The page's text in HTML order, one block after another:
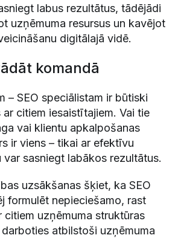
labus rezultātus, tādējādi
uzņēmuma resursus un kavējot
digitālajā vidē.
komandā
– SEO speciālistam ir būtiski
citiem iesaistītajiem. Vai tie
vai klientu apkalpošanas
ir viens – tikai ar efektīvu
var sasniegt labākos rezultātus.
uzsākšanas šķiet, ka SEO
formulēt nepieciešamo, rast
uzņēmuma struktūras
atbilstoši uzņēmuma